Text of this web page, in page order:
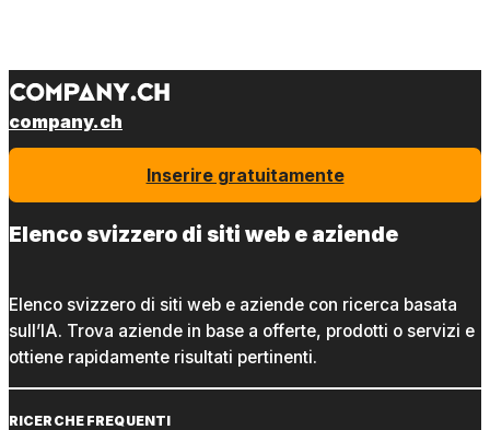
company.ch
Inserire gratuitamente
Elenco svizzero di siti web e aziende
Elenco svizzero di siti web e aziende con ricerca basata
sull’IA. Trova aziende in base a offerte, prodotti o servizi e
ottiene rapidamente risultati pertinenti.
RICERCHE FREQUENTI